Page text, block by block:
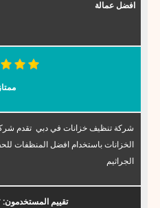
افضل عمالة
ممتاز
شركة تنظيف خزانات في دبي تقدم
الخزانات باستخدام افضل المنظفات
الجراثيم
تقييم المستخدمون: